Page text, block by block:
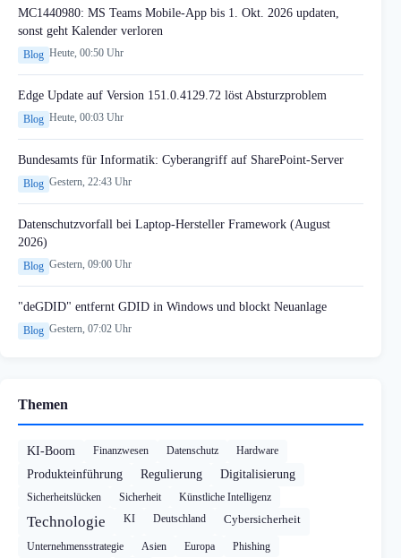
MC1440980: MS Teams Mobile-App bis 1. Okt. 2026 updaten,
sonst geht Kalender verloren
Blog Heute, 00:50 Uhr
Edge Update auf Version 151.0.4129.72 löst Absturzproblem
Blog Heute, 00:03 Uhr
Bundesamts für Informatik: Cyberangriff auf SharePoint-Server
Blog Gestern, 22:43 Uhr
Datenschutzvorfall bei Laptop-Hersteller Framework (August
2026)
Blog Gestern, 09:00 Uhr
"deGDID" entfernt GDID in Windows und blockt Neuanlage
Blog Gestern, 07:02 Uhr
Themen
KI-Boom Finanzwesen Datenschutz Hardware
Produkteinführung Regulierung Digitalisierung
Sicherheitslücken Sicherheit Künstliche Intelligenz
Technologie KI Deutschland Cybersicherheit
Unternehmensstrategie Asien Europa
Phishing